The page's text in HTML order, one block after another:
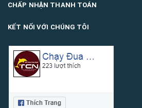
CHẤP NHẬN THANH TOÁN
KẾT NỐI VỚI CHÚNG TÔI